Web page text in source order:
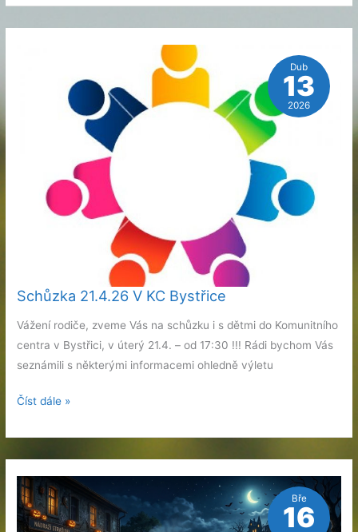
Schůzka 21.4.26 V KC Bystřice
Vážení rodiče, zveme Vás na schůzku i s dětmi do Komunitního
centra v Bystřici, v úterý 21.4. – od 17:30 !!! Rádi bychom Vás
seznámili s některými informacemi ohledně výletu
Schůzka
V
KC
Bystřice
Číst dále »
Dub
13
2026
Bře
16